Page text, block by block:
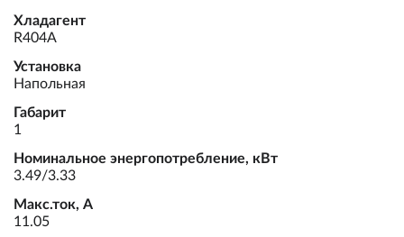
Хладагент
R404A
Установка
Напольная
Габарит
1
Номинальное энергопотребление, кВт
3.49/3.33
Макс.ток, А
11.05